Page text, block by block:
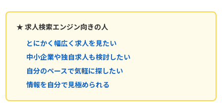
★ 求人検索エンジン向きの人
とにかく幅広く求人を見たい
中小企業や独自求人も検討したい
自分のペースで気軽に探したい
情報を自分で見極められる